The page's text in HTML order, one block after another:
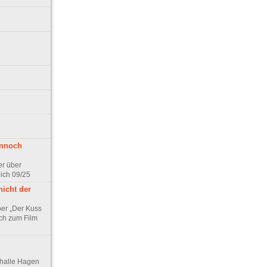
über
09/25
der
„Der Kuss
zum Film
Hagen